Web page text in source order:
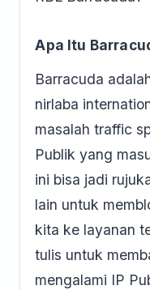
Apa Itu
Barracuda
nirlaba
masalah traffic
Publik yang
ini bisa jadi
lain untuk
kita ke layanan
tulis untuk
mengalami IP